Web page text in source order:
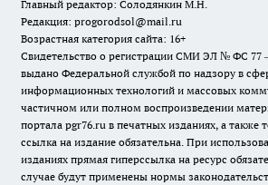
Главный редактор: Солодянкин М.Н.
Редакция: progorodsol@mail.ru
Возрастная категория сайта: 16+
Свидетельство о регистрации СМИ ЭЛ № ФС 77 –
выдано Федеральной службой по надзору в
информационных технологий и массовых
частичном или полном воспроизведении
портала pgr76.ru в печатных изданиях, а также
ссылка на издание обязательна. При
изданиях прямая гиперссылка на ресурс
случае будут применены нормы